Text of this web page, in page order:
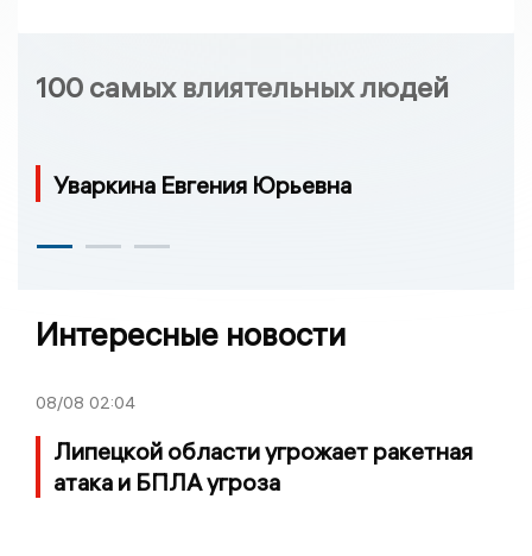
100 самых влиятельных людей
Уваркина Евгения Юрьевна
Интересные новости
08/08 02:04
Липецкой области угрожает ракетная
атака и БПЛА угроза